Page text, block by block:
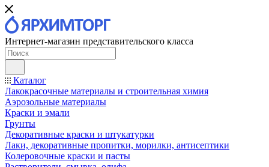
Интернет-магазин представительского класса
Каталог
Лакокрасочные материалы и строительная химия
Аэрозольные материалы
Краски и эмали
Грунты
Декоративные краски и штукатурки
Лаки, декоративные пропитки, морилки, антисептики
Колеровочные краски и пасты